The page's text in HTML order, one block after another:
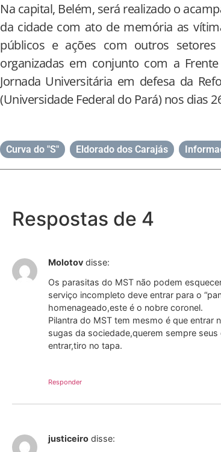
Na capital, Belém, será realizado o
da cidade com ato de memória as
públicos e ações com outros
organizadas em conjunto com a
Jornada Universitária em defesa da
(Universidade Federal do Pará) nos dias
Curva do "S" Eldorado dos Carajás
Respostas de 4
Molotov disse:
Os parasitas do MST não podem
serviço incompleto deve entrar para o
homenageado,este é o nobre coronel.
Pilantra do MST tem mesmo é que entrar
sugas da sociedade,querem sempre
entrar,tiro no tapa.
Responder
justiceiro disse: